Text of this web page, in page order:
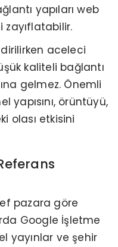
yapıları web
zayıflatabilir.
aceleci
kaliteli bağlantı
gelmez. Önemli
yapısını, örüntüyü,
olası etkisini
pazara göre
Google İşletme
yayınlar ve şehir